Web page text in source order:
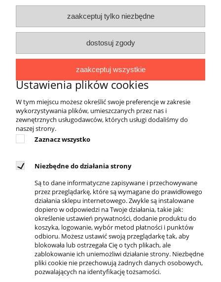
O FIRMIE
Marka 4EVERFIT zadebiutowała na rynku
polskim w 2017 roku. Asortyment zawiera
produkty wykorzystywane do fitnessu,
różnych form treningu sportowego oraz
aktywnej rehabilitacji, łączące w sobie wysoką
jakość materiałów i wykonania, innowacyjność
oraz niebanalne wzornictwo. Wyroby marki
4EVERFIT cieszą się popularnością w
gabinetach rehabilitacji, siłowniach, salach
treningowych, jak również sprawdzają się w
indywidualnym użytkowaniu podczas
pourazowej. Powstały dla osób aktywnych, dla
których dobra forma fizyczna to podstawa
funkcjonowania, a troska o zdrowie stanowi
ważny element ideologii życiowej.
DOSTĘPNI KURIERZY
zaakceptuj tylko niezbędne
dostosuj zgody
zaakceptuj wszystkie
Ustawienia plików cookies
W tym miejscu możesz określić swoje preferencje w zakresie
wykorzystywania plików, umieszczanych przez nas i
zewnętrznych usługodawców, których usługi dodaliśmy do
naszej strony.
Zaznacz wszystko
Niezbędne do działania strony
Są to dane informatyczne zapisywane i przechowywane
przez przeglądarkę, które są wymagane do prawidłowego
działania sklepu internetowego. Zwykle są instalowane
dopiero w odpowiedzi na Twoje działania, takie jak:
określenie ustawień prywatności, dodanie produktu do
koszyka, logowanie, wybór metod płatności i punktów
odbioru. Możesz ustawić swoją przeglądarkę tak, aby
blokowała lub ostrzegała Cię o tych plikach, ale
zablokowanie ich uniemożliwi działanie strony. Niezbędne
pliki cookie nie przechowują żadnych danych osobowych,
pozwalających na identyfikację tożsamości.